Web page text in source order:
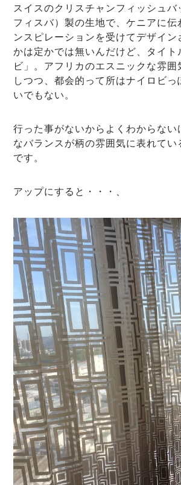
スイスのクリスチャンフィッシュバ
フィスバ）製の生地で、ケニアに伝
ンスピレーションを受けてデザイン
かは定かでは無いんだけど、タイト
ビ」。アフリカのエスニックな雰
しつつ、都会的って所はナイロビ
いでもない。
行った事がないからよくわからない
なバランスが柄の雰囲気に表れてい
です。
アップにすると・・・、